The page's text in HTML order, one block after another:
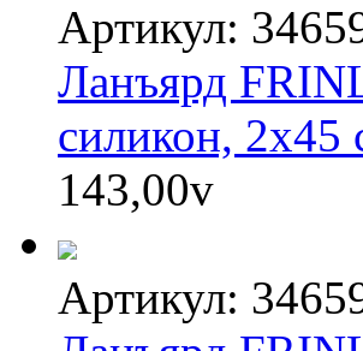
Артикул:
Ланъярд
силикон, 2х45
143,00v
Артикул: